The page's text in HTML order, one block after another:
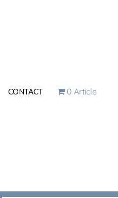
CONTACT 0 Article